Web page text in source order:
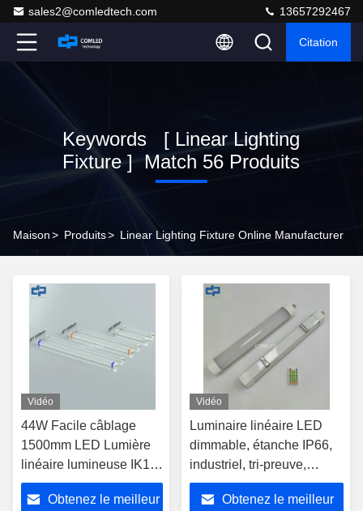
sales2@comledtech.com 13657292467
Citation
Keywords [ Linear Lighting
Fixture ] Match 56 Produits
Maison> Produits> Linear Lighting Fixture Online Manufacturer
Vidéo
44W Facile câblage
1500mm LED Lumière
linéaire lumineuse IK10
Vapeur étroite lumière
LED Obtenez le meilleur
Vidéo
Luminaire linéaire LED
dimmable, étanche IP66,
industriel, tri-preuve,
réglette
Obtenez le meilleur